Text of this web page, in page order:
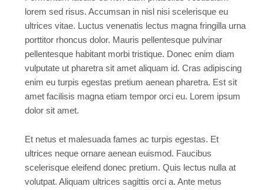
lorem sed risus. Accumsan in nisl nisi scelerisque eu
ultrices vitae. Luctus venenatis lectus magna fringilla urna
porttitor rhoncus dolor. Mauris pellentesque pulvinar
pellentesque habitant morbi tristique. Donec enim diam
vulputate ut pharetra sit amet aliquam id. Cras adipiscing
enim eu turpis egestas pretium aenean pharetra. Est sit
amet facilisis magna etiam tempor orci eu. Lorem ipsum
dolor sit amet.
Et netus et malesuada fames ac turpis egestas. Et
ultrices neque ornare aenean euismod. Faucibus
scelerisque eleifend donec pretium. Quis lectus nulla at
volutpat. Aliquam ultrices sagittis orci a. Ante metus